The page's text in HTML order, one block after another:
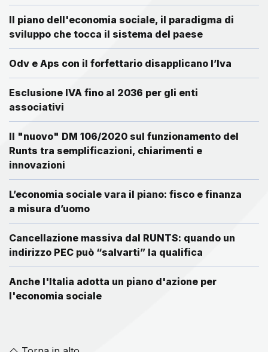
Il piano dell'economia sociale, il paradigma di
sviluppo che tocca il sistema del paese
Odv e Aps con il forfettario disapplicano l’Iva
Esclusione IVA fino al 2036 per gli enti
associativi
Il "nuovo" DM 106/2020 sul funzionamento del
Runts tra semplificazioni, chiarimenti e
innovazioni
L’economia sociale vara il piano: fisco e finanza
a misura d’uomo
Cancellazione massiva dal RUNTS: quando un
indirizzo PEC può “salvarti” la qualifica
Anche l'Italia adotta un piano d'azione per
l'economia sociale